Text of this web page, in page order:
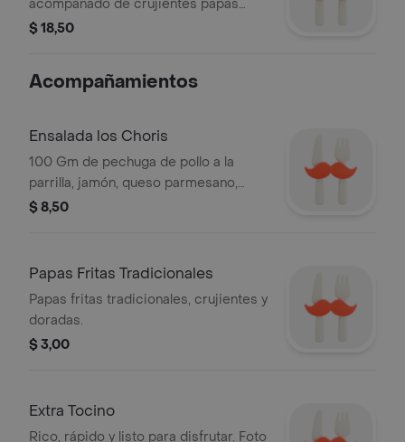
acompañado de crujientes papas
fritas o papa cocida con salsa pesto,
$ 18,50
Acompañamientos
Ensalada los Choris
100 Gm de pechuga de pollo a la
parrilla, jamón, queso parmesano,
palmito, maíz dulce, lechuga y tomate.
$ 8,50
Papas Fritas Tradicionales
Papas fritas tradicionales, crujientes y
doradas.
$ 3,00
Extra Tocino
Rico, rápido y listo para disfrutar. Foto